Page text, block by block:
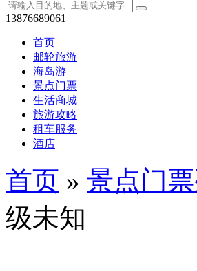
13876689061
首页
邮轮旅游
海岛游
景点门票
生活商城
旅游攻略
租车服务
酒店
首页 » 景点门
级未知